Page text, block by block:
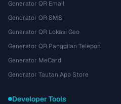
Generator QR Email
Generator QR SMS
Generator QR Lokasi Geo
Generator QR Panggilan Telepon
Generator MeCard
Generator Tautan App Store
Developer Tools